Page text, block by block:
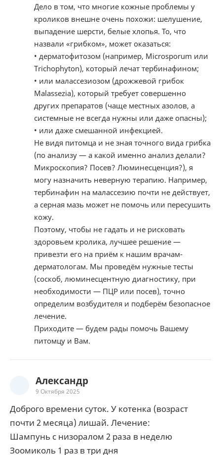
Дело в том, что многие кожные проблемы у
кроликов внешне очень похожи: шелушение,
выпадение шерсти, белые хлопья. То, что
назвали «грибком», может оказаться:
• дерматофитозом (например, Microsporum или
Trichophyton), который лечат тербинафином;
• или малассезиозом (дрожжевой грибок
Malassezia), который требует совершенно
других препаратов (чаще местных азолов, а
системные не всегда нужны или даже опасны);
• или даже смешанной инфекцией.
Не видя питомца и не зная точного вида грибка
(по анализу — а какой именно анализ делали?
Микроскопия? Посев? Люминесценция?), я
могу назначить неверную терапию. Например,
тербинафин на малассезию почти не действует,
а серная мазь может не помочь или пересушить
кожу.
Поэтому, чтобы не гадать и не рисковать
здоровьем кролика, лучшее решение —
привезти его на приём к нашим врачам-
дерматологам. Мы проведём нужные тесты
(соскоб, люминесцентную диагностику, при
необходимости — ПЦР или посев), точно
определим возбудителя и подберём безопасное
лечение.
Приходите — будем рады помочь Вашему
питомцу и Вам.
Александр
9 Октября 2025
Доброго времени суток. У котенка (возраст
почти 2 месяца) лишай. Лечение:
Шампунь с низоралом 2 раза в неделю
Зоомиколь 1 раз в три дня